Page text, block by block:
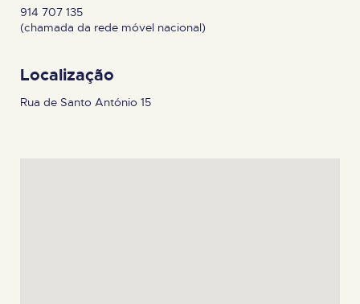
914 707 135
(chamada da rede móvel nacional)
Localização
Rua de Santo António 15